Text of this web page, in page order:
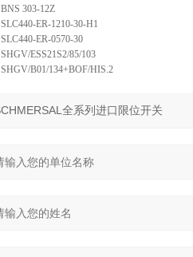
BNS 303-12Z
SLC440-ER-1210-30-H1
SLC440-ER-0570-30
SHGV/ESS21S2/85/103
SHGV/B01/134+BOF/HIS.2